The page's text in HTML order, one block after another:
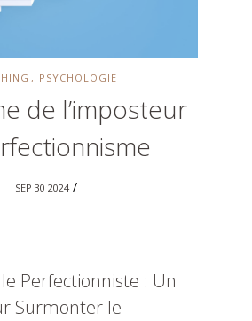
PSYCHOLOGIE
de l’imposteur
SEP 30 2024/
Perfectionniste : Un
Surmonter le